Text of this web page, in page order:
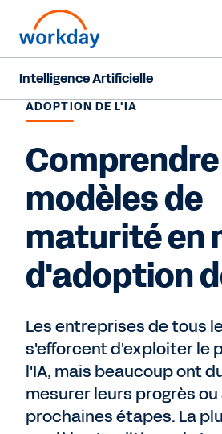
Intelligence Artificielle
Aperçu
Sana
Agent System of Record
Agents
Tarification
Ressources
Nous contacter
ADOPTION DE L'IA
modèles de
maturité en
d'adoption
Les entreprises de tous
s'efforcent d'exploiter le
l'IA, mais beaucoup ont
mesurer leurs progrès
prochaines étapes. La